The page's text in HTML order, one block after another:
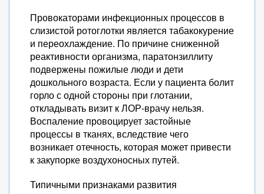
Провокаторами инфекционных процессов в
слизистой ротоглотки является табакокурение
и переохлаждение. По причине сниженной
реактивности организма, паратонзиллиту
подвержены пожилые люди и дети
дошкольного возраста. Если у пациента болит
горло с одной стороны при глотании,
откладывать визит к ЛОР-врачу нельзя.
Воспаление провоцирует застойные
процессы в тканях, вследствие чего
возникает отечность, которая может привести
к закупорке воздухоносных путей.
Типичными признаками развития